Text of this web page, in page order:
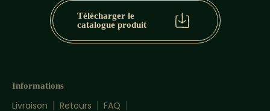
Informations
Livraison Retours
FAQ
Télécharger le
catalogue produit